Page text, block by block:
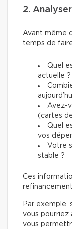
2.
Avant même
temps de
Quel
actuelle ?
Avez-
(cartes
Quel
vos
Votre
stable ?
Ces
Par exemple,
vous pourriez
vous